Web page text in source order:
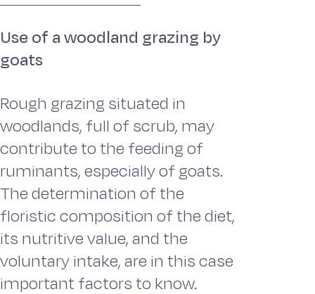
Use of a woodland grazing by
goats
Rough grazing situated in
woodlands, full of scrub, may
contribute to the feeding of
ruminants, especially of goats.
The determination of the
floristic composition of the diet,
its nutritive value, and the
voluntary intake, are in this case
important factors to know.